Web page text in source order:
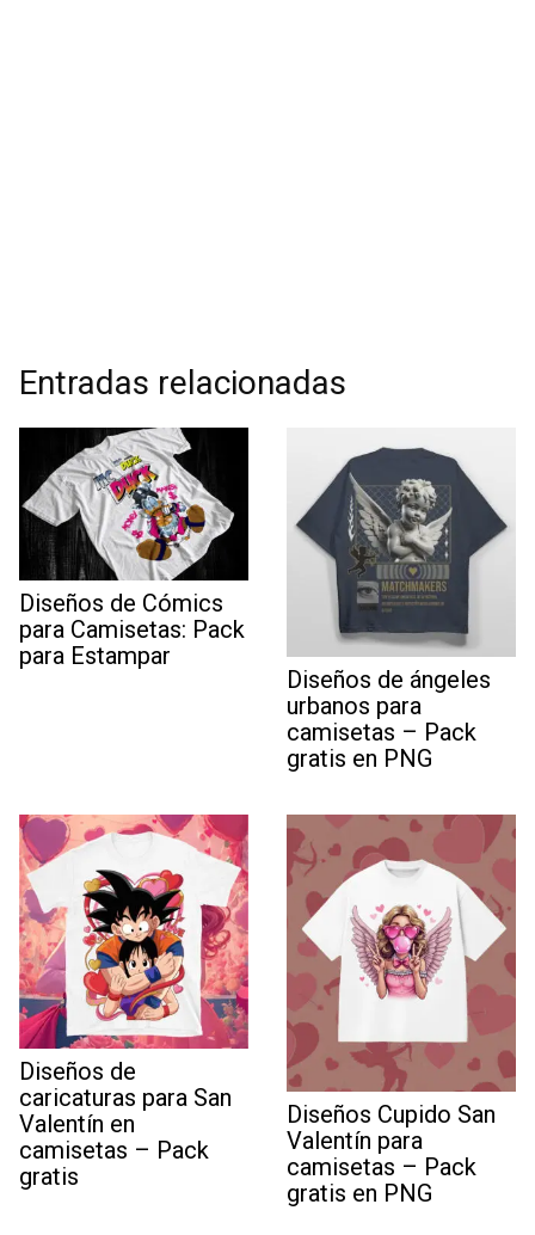
Entradas relacionadas
Diseños de Cómics
para Camisetas: Pack
para Estampar
Diseños de ángeles
urbanos para
camisetas – Pack
gratis en PNG
Diseños de
caricaturas para San
Valentín en
camisetas – Pack
gratis
Diseños Cupido San
Valentín para
camisetas – Pack
gratis en PNG